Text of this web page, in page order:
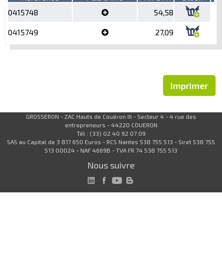
0415748
54,58
0415749 27,09
Imprimer
GROSSERON - ZAC Hauts de Couëron III - Secteur 4 - 4 rue des
entrepreneurs - 44220 COUERON
Tél : (33) 02 40 92 07 09
SAS au Capital de 3 817 650 Euros - RCS Nantes 538 755 513 - Siret 538 755
513 00024 - NAF 4669B - TVA FR 74 538 755 513
Nous suivre